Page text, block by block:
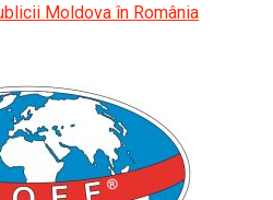
Moldova în România